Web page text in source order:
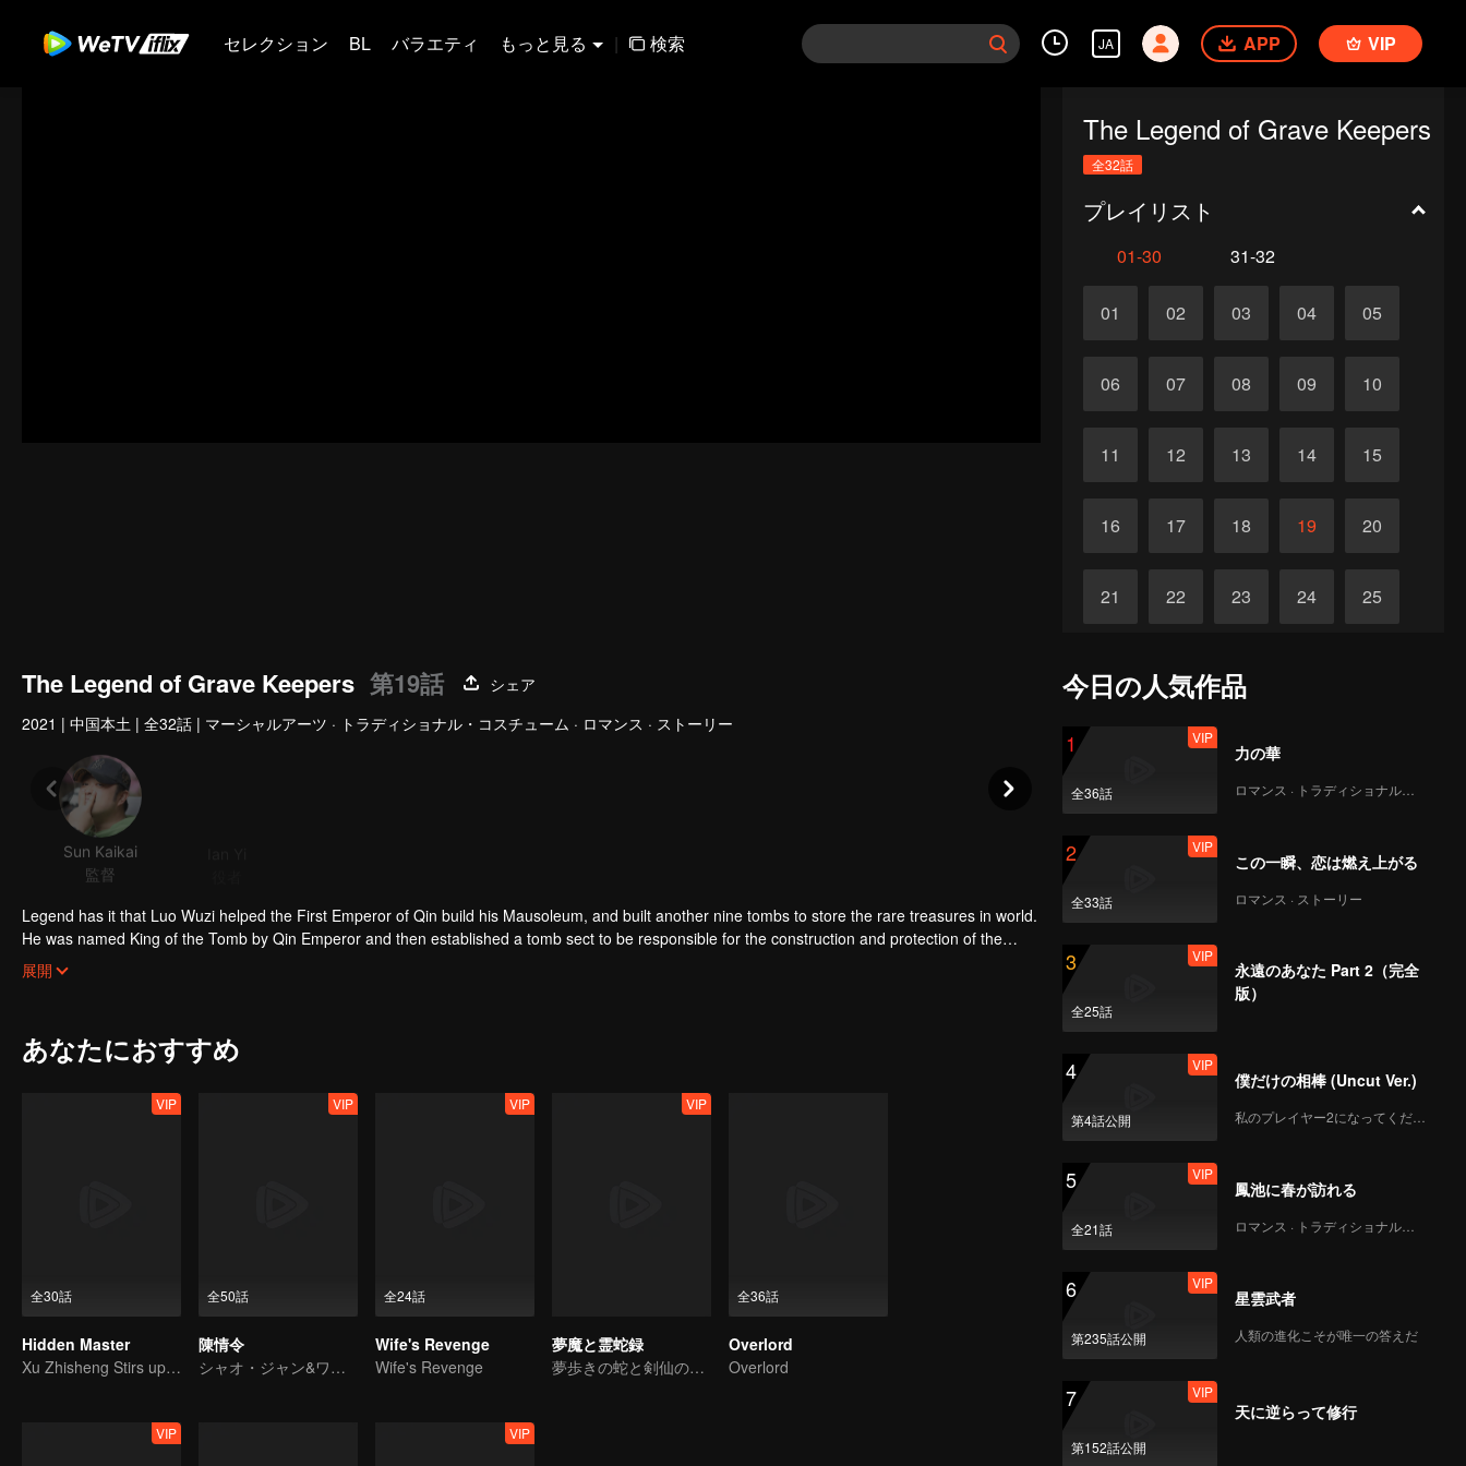
セレクション BL バラエティ もっと見る | 検索 JA APP VIP
The Legend of Grave Keepers
全32話
プレイリスト
01-30 31-32
01 02 03 04 05
06 07 08 09 10
11 12 13 14 15
16 17 18 19 20
21 22 23 24 25
The Legend of Grave Keepers 第19話
シェア
2021 | 中国本土 | 全32話 | マーシャルアーツ · トラディショナル・コスチューム · ロマンス · ストーリー
Sun Kaikai
監督
Legend has it that Luo Wuzi helped the First Emperor of Qin build his Mausoleum, and built another nine tombs to store the rare treasures in world.
He was named King of the Tomb by Qin Emperor and then established a tomb sect to be responsible for the construction and protection of the
royal mausoleums. In order to prevent future generations from stealing, Luo Wuzi divided the tomb sect into two, the tomb attacking faction of Luo
family and tomb guarding faction of Murong family. The two factions have maintained a balance for thousands of years, and Murong family has
展開
あなたにおすすめ
全30話
VIP
Hidden Master
Xu Zhisheng Stirs up a Hilarious Storm in the Martial World
全50話
VIP
陳情令
シャオ・ジャン&ワン・イーボー見栄えが良い陣容
全24話
VIP
Wife's Revenge
Wife's Revenge
VIP
夢魔と霊蛇録
夢歩きの蛇と剣仙の過去
全36話
Overlord
Overlord
VIP VIP
今日の人気作品
1
全36話
VIP
力の華
ロマンス · トラディショナル・コスチューム
2
全33話
VIP
この一瞬、恋は燃え上がる
ロマンス · ストーリー
3
全25話
VIP
永遠のあなた Part 2（完全
版）
4
第4話公開
VIP
僕だけの相棒 (Uncut Ver.)
私のプレイヤー2になってください
5
全21話
VIP
鳳池に春が訪れる
ロマンス · トラディショナル・コスチューム
6
第235話公開
VIP
星雲武者
人類の進化こそが唯一の答えだ
7
第152話公開
VIP
天に逆らって修行